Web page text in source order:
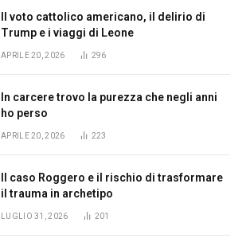
Il voto cattolico americano, il delirio di
Trump e i viaggi di Leone
APRILE 20, 2026 296
In carcere trovo la purezza che negli anni
ho perso
APRILE 20, 2026 223
Il caso Roggero e il rischio di trasformare
il trauma in archetipo
LUGLIO 31, 2026 201